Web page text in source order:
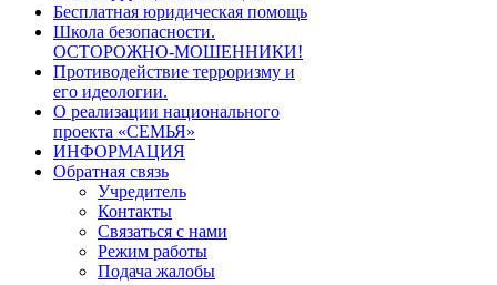
Бесплатная юридическая помощь
Школа безопасности.
ОСТОРОЖНО-МОШЕННИКИ!
Противодействие терроризму и
его идеологии.
О реализации национального
проекта «СЕМЬЯ»
ИНФОРМАЦИЯ
Обратная связь
Учредитель
Контакты
Связаться с нами
Режим работы
Подача жалобы